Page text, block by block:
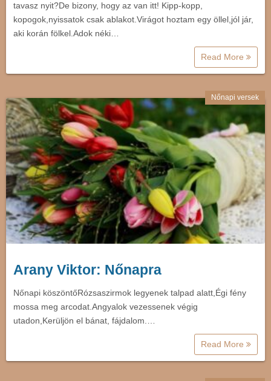
tavasz nyit?De bizony, hogy az van itt! Kipp-kopp,
kopogok,nyissatok csak ablakot.Virágot hoztam egy öllel,jól jár,
aki korán fölkel.Adok néki…
Read More
Nőnapi versek
Arany Viktor: Nőnapra
Nőnapi köszöntőRózsaszirmok legyenek talpad alatt,Égi fény
mossa meg arcodat.Angyalok vezessenek végig
utadon,Kerüljön el bánat, fájdalom.…
Read More